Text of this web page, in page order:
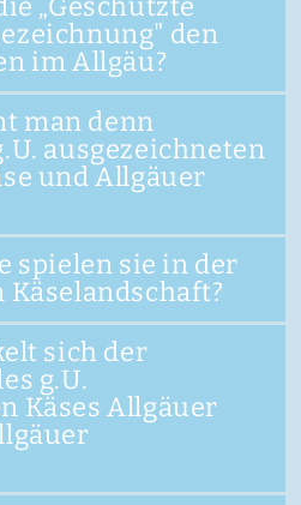
„Geschützte
den
im Allgäu?
man denn
ausgezeichneten
und Allgäuer
spielen sie in der
sich der
g.U.
Käses Allgäuer